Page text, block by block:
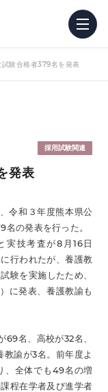
験合格者379名を発表
採用試験関連
発表
令和３年度熊本県公
の発表を行った。
実技考査が8月16日
行われたが、養護教
験を実施したため、
に発表、養護教諭も
69名、高校が32名、
諭が3名。前年度よ
、全体でも49名の増
程在学者及び進学者